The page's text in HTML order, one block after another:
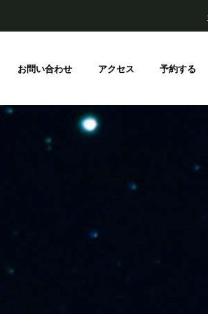
お問い合わせ アクセス 予約する